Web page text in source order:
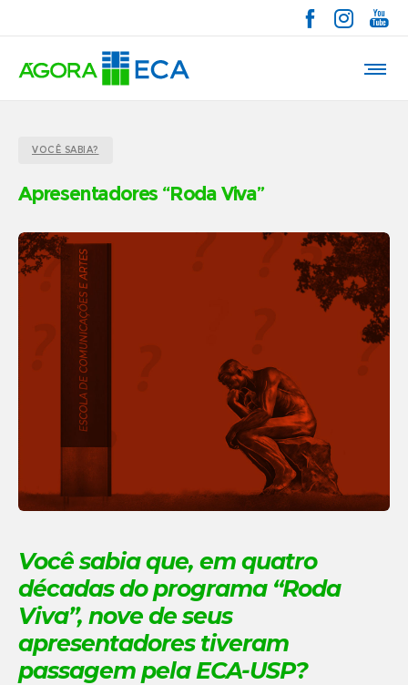
VOCÊ SABIA?
Apresentadores “Roda Viva”
Você sabia que, em quatro
décadas do programa “Roda
Viva”, nove de seus
apresentadores tiveram
passagem pela ECA-USP?